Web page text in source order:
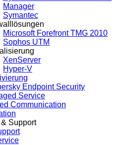
Manager
Symantec
Microsoft Forefront TMG 2010
Sophos UTM
XenServer
Hyper-V
Endpoint Security
Service
Communication
Support